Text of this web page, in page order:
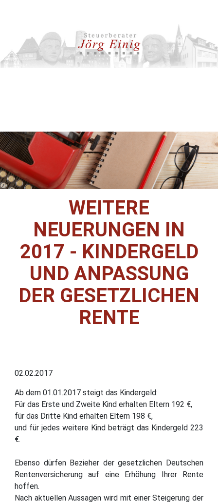
WEITERE
NEUERUNGEN IN
2017 - KINDERGELD
UND ANPASSUNG
DER GESETZLICHEN
RENTE
02.02.2017
Ab dem 01.01.2017 steigt das Kindergeld:
Für das Erste und Zweite Kind erhalten Eltern 192 €,
für das Dritte Kind erhalten Eltern 198 €,
und für jedes weitere Kind beträgt das Kindergeld 223
€.
Ebenso dürfen Bezieher der gesetzlichen Deutschen
Rentenversicherung auf eine Erhöhung Ihrer Rente
hoffen.
Nach aktuellen Aussagen wird mit einer Steigerung der